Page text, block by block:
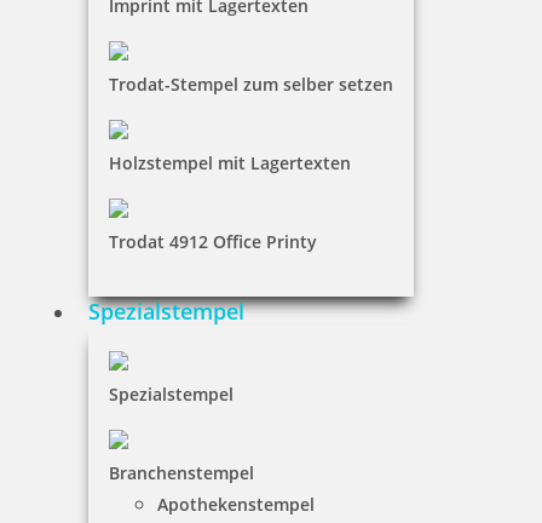
Imprint mit Lagertexten
Trodat-Stempel zum selber setzen
Holzstempel mit Lagertexten
Trodat 4912 Office Printy
Spezialstempel
Spezialstempel
Branchenstempel
Apothekenstempel